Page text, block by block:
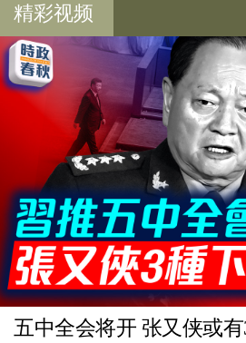
精彩视频
五中全会将开 张又侠或